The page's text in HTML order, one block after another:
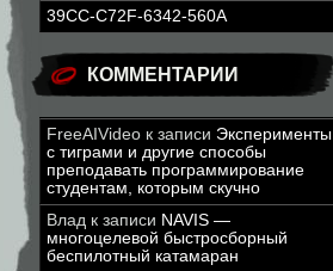
39CC-C72F-6342-560A
КОММЕНТАРИИ
FreeAIVideo к записи Эксперименты
с тиграми и другие способы
преподавать программирование
студентам, которым скучно
Влад к записи NAVIS —
многоцелевой быстросборный
беспилотный катамаран